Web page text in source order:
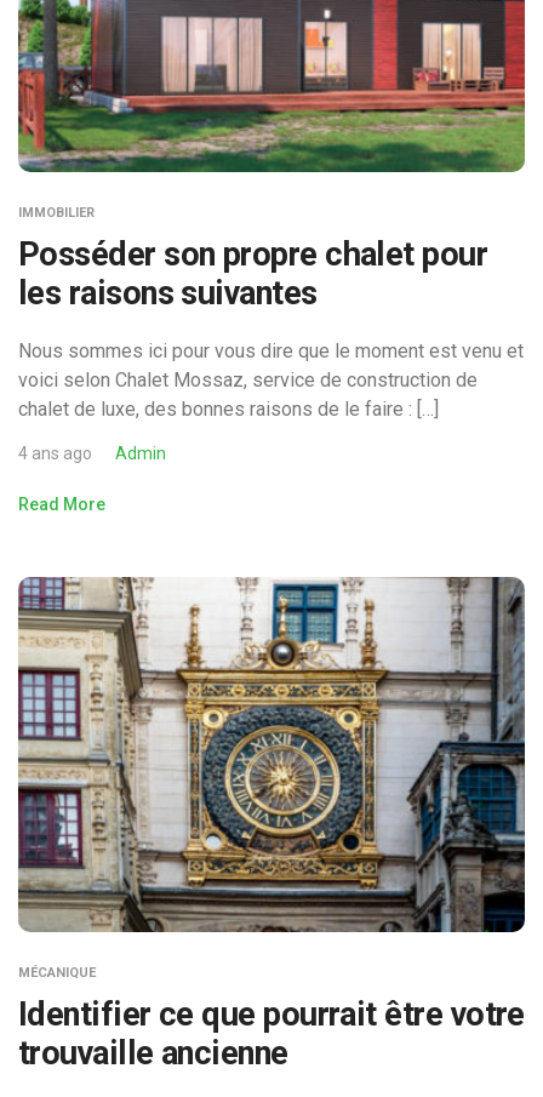
IMMOBILIER
Posséder son propre chalet pour
les raisons suivantes
Nous sommes ici pour vous dire que le moment est venu et
voici selon Chalet Mossaz, service de construction de
chalet de luxe, des bonnes raisons de le faire : […]
4 ans ago Admin
Read More
MÉCANIQUE
Identifier ce que pourrait être votre
trouvaille ancienne